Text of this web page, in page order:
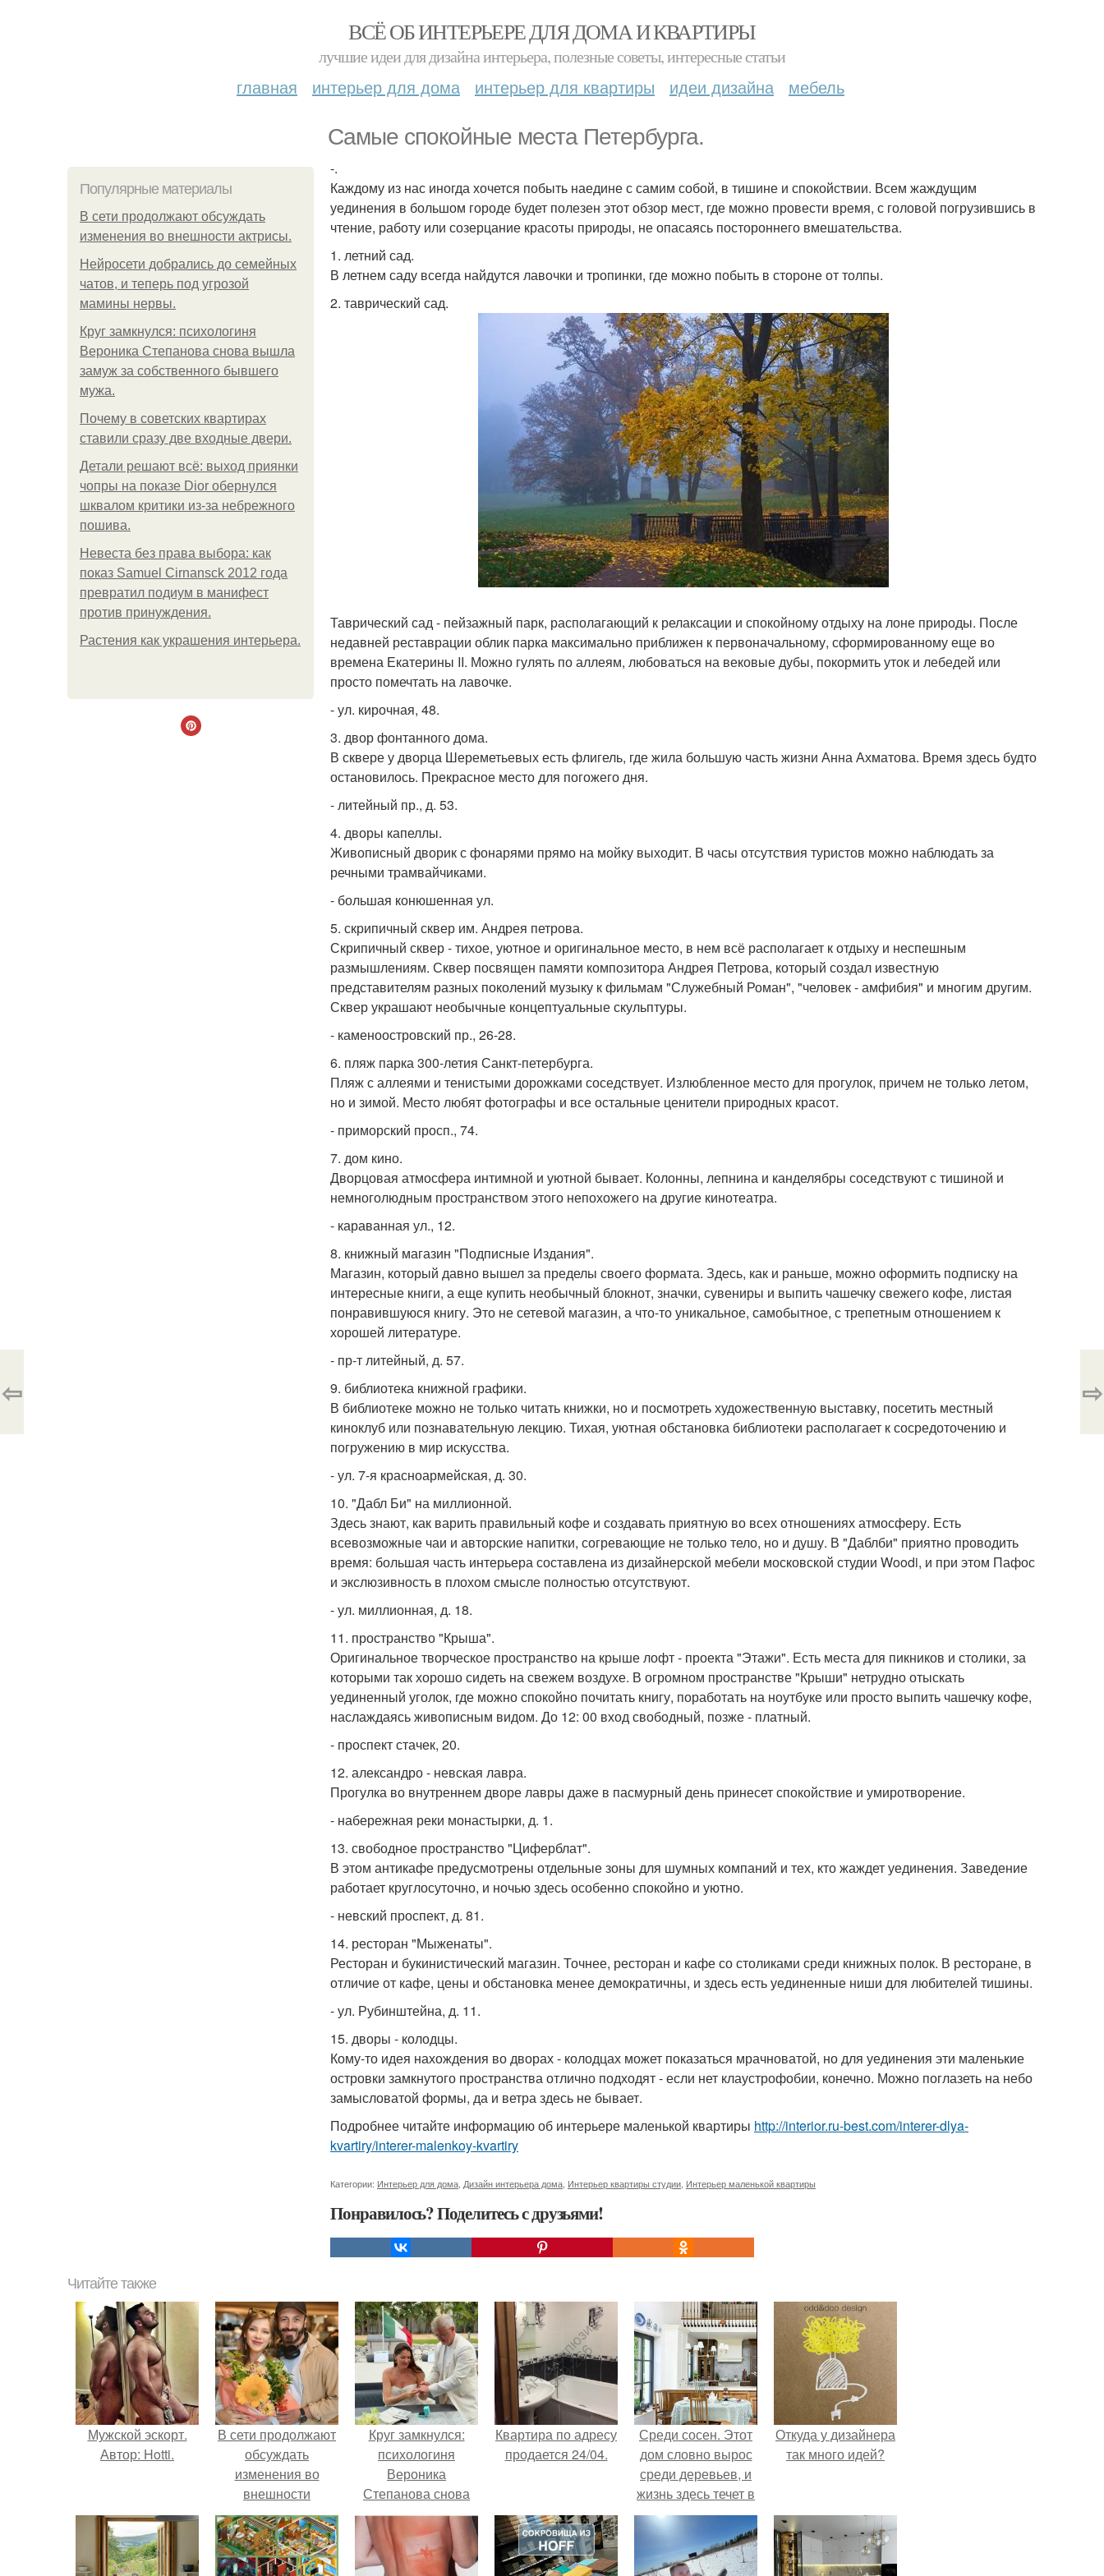
ВСЁ ОБ ИНТЕРЬЕРЕ ДЛЯ ДОМА И КВАРТИРЫ
лучшие идеи для дизайна интерьера, полезные советы, интересные статьи
главная интерьер для дома интерьер для квартиры идеи дизайна мебель
Самые спокойные места Петербурга.
Популярные материалы
В сети продолжают обсуждать
изменения во внешности актрисы.
Нейросети добрались до семейных
чатов, и теперь под угрозой
мамины нервы.
Круг замкнулся: психологиня
Вероника Степанова снова вышла
замуж за собственного бывшего
мужа.
Почему в советских квартирах
ставили сразу две входные двери.
Детали решают всё: выход приянки
чопры на показе Dior обернулся
шквалом критики из-за небрежного
пошива.
Невеста без права выбора: как
показ Samuel Cirnansck 2012 года
превратил подиум в манифест
против принуждения.
Растения как украшения интерьера.
-.
Каждому из нас иногда хочется побыть наедине с самим собой, в тишине и спокойствии. Всем жаждущим
уединения в большом городе будет полезен этот обзор мест, где можно провести время, с головой погрузившись в
чтение, работу или созерцание красоты природы, не опасаясь постороннего вмешательства.
1. летний сад.
В летнем саду всегда найдутся лавочки и тропинки, где можно побыть в стороне от толпы.
2. таврический сад.
Таврический сад - пейзажный парк, располагающий к релаксации и спокойному отдыху на лоне природы. После
недавней реставрации облик парка максимально приближен к первоначальному, сформированному еще во
времена Екатерины II. Можно гулять по аллеям, любоваться на вековые дубы, покормить уток и лебедей или
просто помечтать на лавочке.
- ул. кирочная, 48.
3. двор фонтанного дома.
В сквере у дворца Шереметьевых есть флигель, где жила большую часть жизни Анна Ахматова. Время здесь будто
остановилось. Прекрасное место для погожего дня.
- литейный пр., д. 53.
4. дворы капеллы.
Живописный дворик с фонарями прямо на мойку выходит. В часы отсутствия туристов можно наблюдать за
речными трамвайчиками.
- большая конюшенная ул.
5. скрипичный сквер им. Андрея петрова.
Скрипичный сквер - тихое, уютное и оригинальное место, в нем всё располагает к отдыху и неспешным
размышлениям. Сквер посвящен памяти композитора Андрея Петрова, который создал известную
представителям разных поколений музыку к фильмам "Служебный Роман", "человек - амфибия" и многим другим.
Сквер украшают необычные концептуальные скульптуры.
- каменоостровский пр., 26-28.
6. пляж парка 300-летия Санкт-петербурга.
Пляж с аллеями и тенистыми дорожками соседствует. Излюбленное место для прогулок, причем не только летом,
но и зимой. Место любят фотографы и все остальные ценители природных красот.
- приморский просп., 74.
7. дом кино.
Дворцовая атмосфера интимной и уютной бывает. Колонны, лепнина и канделябры соседствуют с тишиной и
немноголюдным пространством этого непохожего на другие кинотеатра.
- караванная ул., 12.
8. книжный магазин "Подписные Издания".
Магазин, который давно вышел за пределы своего формата. Здесь, как и раньше, можно оформить подписку на
интересные книги, а еще купить необычный блокнот, значки, сувениры и выпить чашечку свежего кофе, листая
понравившуюся книгу. Это не сетевой магазин, а что-то уникальное, самобытное, с трепетным отношением к
хорошей литературе.
- пр-т литейный, д. 57.
9. библиотека книжной графики.
В библиотеке можно не только читать книжки, но и посмотреть художественную выставку, посетить местный
киноклуб или познавательную лекцию. Тихая, уютная обстановка библиотеки располагает к сосредоточению и
погружению в мир искусства.
- ул. 7-я красноармейская, д. 30.
10. "Дабл Би" на миллионной.
Здесь знают, как варить правильный кофе и создавать приятную во всех отношениях атмосферу. Есть
всевозможные чаи и авторские напитки, согревающие не только тело, но и душу. В "Даблби" приятно проводить
время: большая часть интерьера составлена из дизайнерской мебели московской студии Woodi, и при этом Пафос
и экслюзивность в плохом смысле полностью отсутствуют.
- ул. миллионная, д. 18.
11. пространство "Крыша".
Оригинальное творческое пространство на крыше лофт - проекта "Этажи". Есть места для пикников и столики, за
которыми так хорошо сидеть на свежем воздухе. В огромном пространстве "Крыши" нетрудно отыскать
уединенный уголок, где можно спокойно почитать книгу, поработать на ноутбуке или просто выпить чашечку кофе,
наслаждаясь живописным видом. До 12: 00 вход свободный, позже - платный.
- проспект стачек, 20.
12. александро - невская лавра.
Прогулка во внутреннем дворе лавры даже в пасмурный день принесет спокойствие и умиротворение.
- набережная реки монастырки, д. 1.
13. свободное пространство "Циферблат".
В этом антикафе предусмотрены отдельные зоны для шумных компаний и тех, кто жаждет уединения. Заведение
работает круглосуточно, и ночью здесь особенно спокойно и уютно.
- невский проспект, д. 81.
14. ресторан "Мыженаты".
Ресторан и букинистический магазин. Точнее, ресторан и кафе со столиками среди книжных полок. В ресторане, в
отличие от кафе, цены и обстановка менее демократичны, и здесь есть уединенные ниши для любителей тишины.
- ул. Рубинштейна, д. 11.
15. дворы - колодцы.
Кому-то идея нахождения во дворах - колодцах может показаться мрачноватой, но для уединения эти маленькие
островки замкнутого пространства отлично подходят - если нет клаустрофобии, конечно. Можно поглазеть на небо
замысловатой формы, да и ветра здесь не бывает.
Подробнее читайте информацию об интерьере маленькой квартиры http://interior.ru-best.com/interer-dlya-
kvartiry/interer-malenkoy-kvartiry
Категории: Интерьер для дома Дизайн интерьера дома Интерьер квартиры студии Интерьер маленькой квартиры
Понравилось? Поделитесь с друзьями!
⇦ ⇨
Читайте также
Мужской эскорт.
Автор: Hotti.
В сети продолжают
обсуждать
изменения во
внешности
актрисы.
Круг замкнулся:
психологиня
Вероника
Степанова снова
вышла замуж за
собственного
бывшего мужа.
Квартира по адресу
продается 24/04.
Среди сосен. Этот
дом словно вырос
среди деревьев, и
жизнь здесь течет в
собственном ритме
- спокойно, без
спешки и лишнего
Откуда у дизайнера
так много идей?